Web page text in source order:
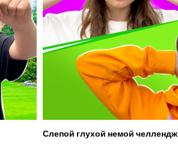
Слепой глухой немой челлендж